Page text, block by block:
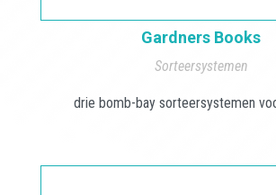
Gardners Books
Sorteersystemen
drie bomb-bay sorteersystemen